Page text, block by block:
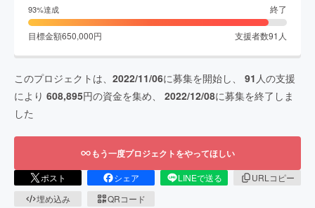
93%達成 終了
目標金額650,000円 支援者数91 人
このプロジェクトは、 2022/11/06に募集を開始し、 91 人の支援
により 608,895円の資金を集め、 2022/12/08に募集を終了しま
した
もう一度プロジェクトをやってほしい
ポスト シェア LINEで送る
URLコピー
埋め込み
QRコード